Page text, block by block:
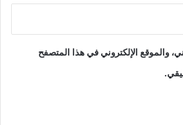
والموقع الإلكتروني في هذا المتصفح